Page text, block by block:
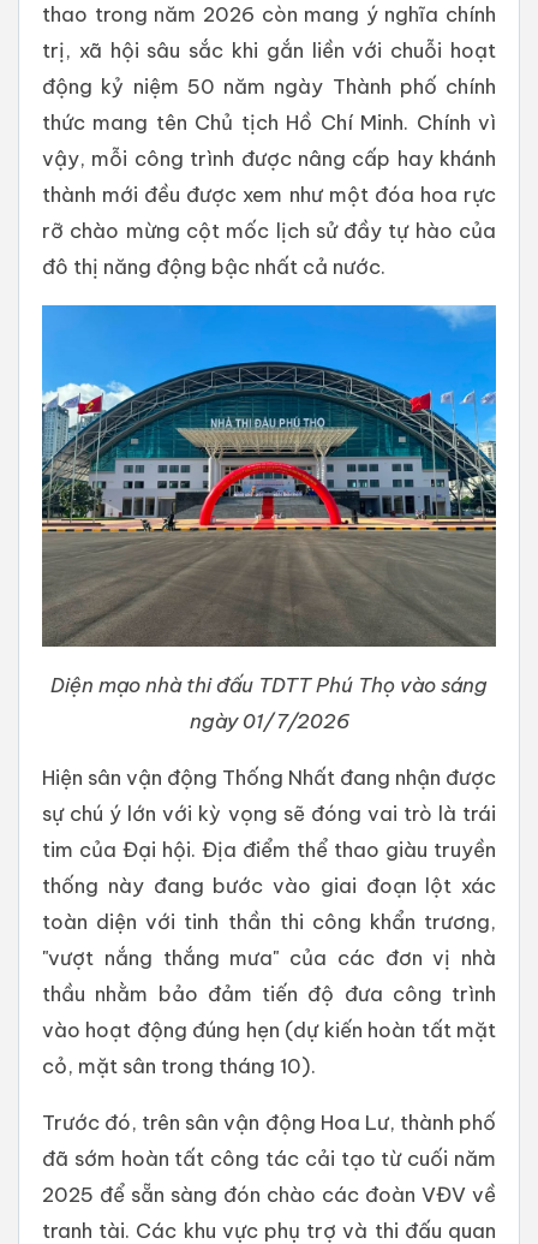
thao trong năm 2026 còn mang ý nghĩa chính
trị, xã hội sâu sắc khi gắn liền với chuỗi hoạt
động kỷ niệm 50 năm ngày Thành phố chính
thức mang tên Chủ tịch Hồ Chí Minh. Chính vì
vậy, mỗi công trình được nâng cấp hay khánh
thành mới đều được xem như một đóa hoa rực
rỡ chào mừng cột mốc lịch sử đầy tự hào của
đô thị năng động bậc nhất cả nước.
Diện mạo nhà thi đấu TDTT Phú Thọ vào sáng
ngày 01/7/2026
Hiện sân vận động Thống Nhất đang nhận được
sự chú ý lớn với kỳ vọng sẽ đóng vai trò là trái
tim của Đại hội. Địa điểm thể thao giàu truyền
thống này đang bước vào giai đoạn lột xác
toàn diện với tinh thần thi công khẩn trương,
"vượt nắng thắng mưa" của các đơn vị nhà
thầu nhằm bảo đảm tiến độ đưa công trình
vào hoạt động đúng hẹn (dự kiến hoàn tất mặt
cỏ, mặt sân trong tháng 10).
Trước đó, trên sân vận động Hoa Lư, thành phố
đã sớm hoàn tất công tác cải tạo từ cuối năm
2025 để sẵn sàng đón chào các đoàn VĐV về
tranh tài. Các khu vực phụ trợ và thi đấu quan